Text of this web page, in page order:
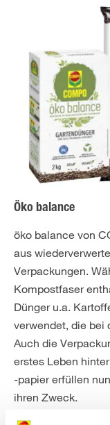
Öko balance
öko balance von
aus
Verpackungen.
Kompostfaser
Dünger u.a.
verwendet, die bei
Auch die
erstes Leben
-papier erfüllen
ihren Zweck.